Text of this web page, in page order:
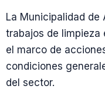
La Municipalidad
trabajos de limpieza
el marco de
condiciones
del sector.